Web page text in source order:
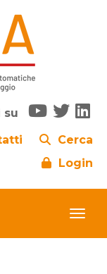
su
Cerca
Login